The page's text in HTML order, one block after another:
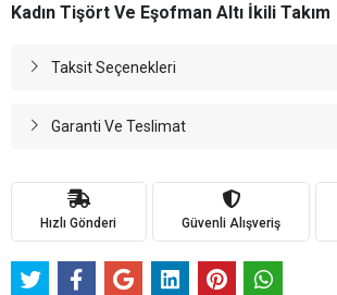
Kadın Tişört Ve Eşofman Altı İkili Takım
Taksit Seçenekleri
Garanti Ve Teslimat
Hızlı Gönderi Güvenli Alışveriş